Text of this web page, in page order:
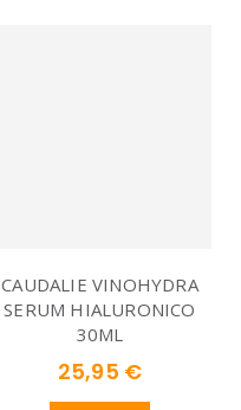
CAUDALIE VINOHYDRA
SERUM HIALURONICO
30ML
25,95 €